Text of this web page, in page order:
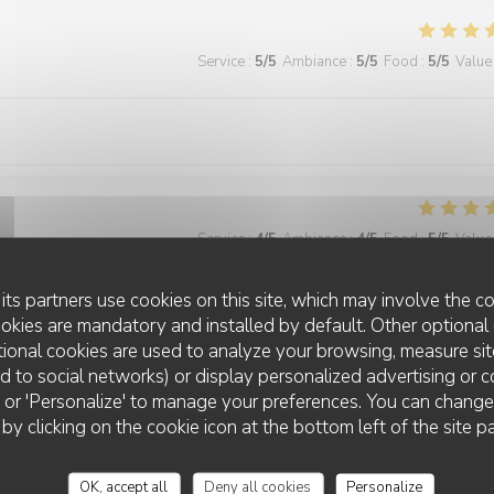
partners use cookies on this site, which may involve the
are mandatory and installed by default. Other optional
cookies are used to analyze your browsing, measure
to social networks) or display personalized advertising or
'Personalize' to manage your preferences. You can
clicking on the cookie icon at the bottom left of the site
OK, accept all Deny all cookies
Personalize
Service : 5/5 Ambiance : 5/5 Food : 5/5 Value
Service:4/5 Ambiance:4/5 Food:5/5 Value
que je ferais, c'est d'installer la climatisation.
Service /5 Ambiance 5 /5 Food : Value
LA GRANDE MAISON